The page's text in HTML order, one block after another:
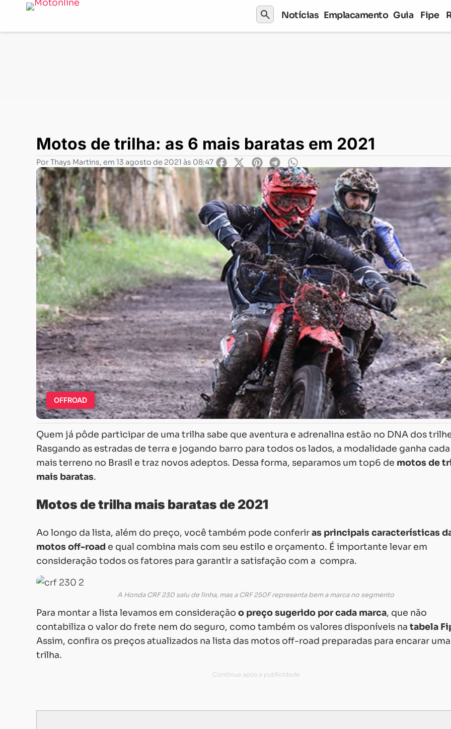
search Notícias Emplacamento Guia Fipe
Motos de trilha: as 6 mais baratas em 2021
PorThays Martins, em 13 agosto de 2021 às 08:47
OFFROAD
Quem já pôde participar de uma trilha sabe que aventura e adrenalina estão no DNA dos
Rasgando as estradas de terra e jogando barro para todos os lados, a modalidade ganha cada
mais terreno no Brasil e traz novos adeptos. Dessa forma, separamos um top6 de motos de
mais baratas.
Motos de trilha mais baratas de 2021
Ao longo da lista, além do preço, você também pode conferiras principais características
motos off-road e qual combina mais com seu estilo e orçamento. É importante levar em
consideração todos os fatores para garantir a satisfação com a compra.
A Honda CRF 230 saiu de linha, mas a CRF 250F representa bem a marca no segmento
Para montar a lista levamos em consideração o preço sugerido por cada marca, que não
contabiliza o valor do frete nem do seguro, como também os valores disponíveis na tabela
Assim, confira os preços atualizados na lista das motos off-road preparadas para encarar uma
trilha.